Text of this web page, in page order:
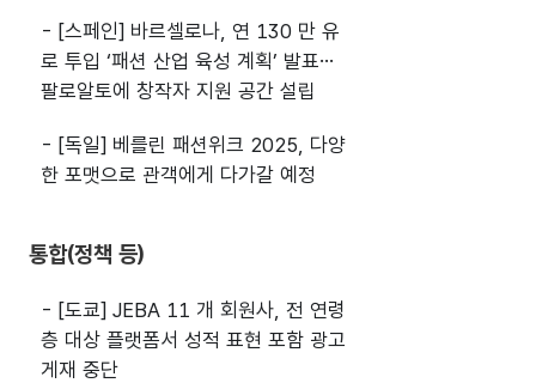
- [스페인] 바르셀로나, 연 130 만 유
로 투입 ‘패션 산업 육성 계획’ 발표…
팔로알토에 창작자 지원 공간 설립
- [독일] 베를린 패션위크 2025, 다양
한 포맷으로 관객에게 다가갈 예정
통합(정책 등)
- [도쿄] JEBA 11 개 회원사, 전 연령
층 대상 플랫폼서 성적 표현 포함 광고
게재 중단